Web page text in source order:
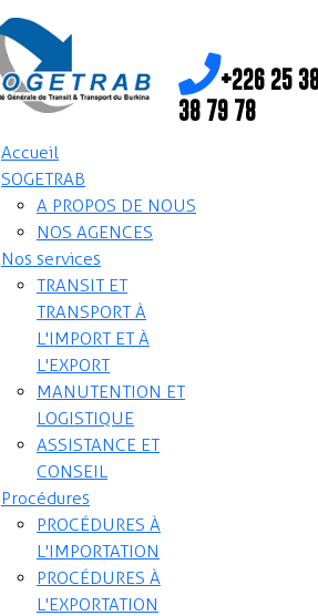
+226 25
38 79 78
Accueil
SOGETRAB
A PROPOS DE NOUS
NOS AGENCES
Nos services
TRANSIT ET
TRANSPORT À
L'IMPORT ET À
L'EXPORT
MANUTENTION ET
LOGISTIQUE
ASSISTANCE ET
CONSEIL
Procédures
PROCÉDURES À
L'IMPORTATION
PROCÉDURES À
L'EXPORTATION